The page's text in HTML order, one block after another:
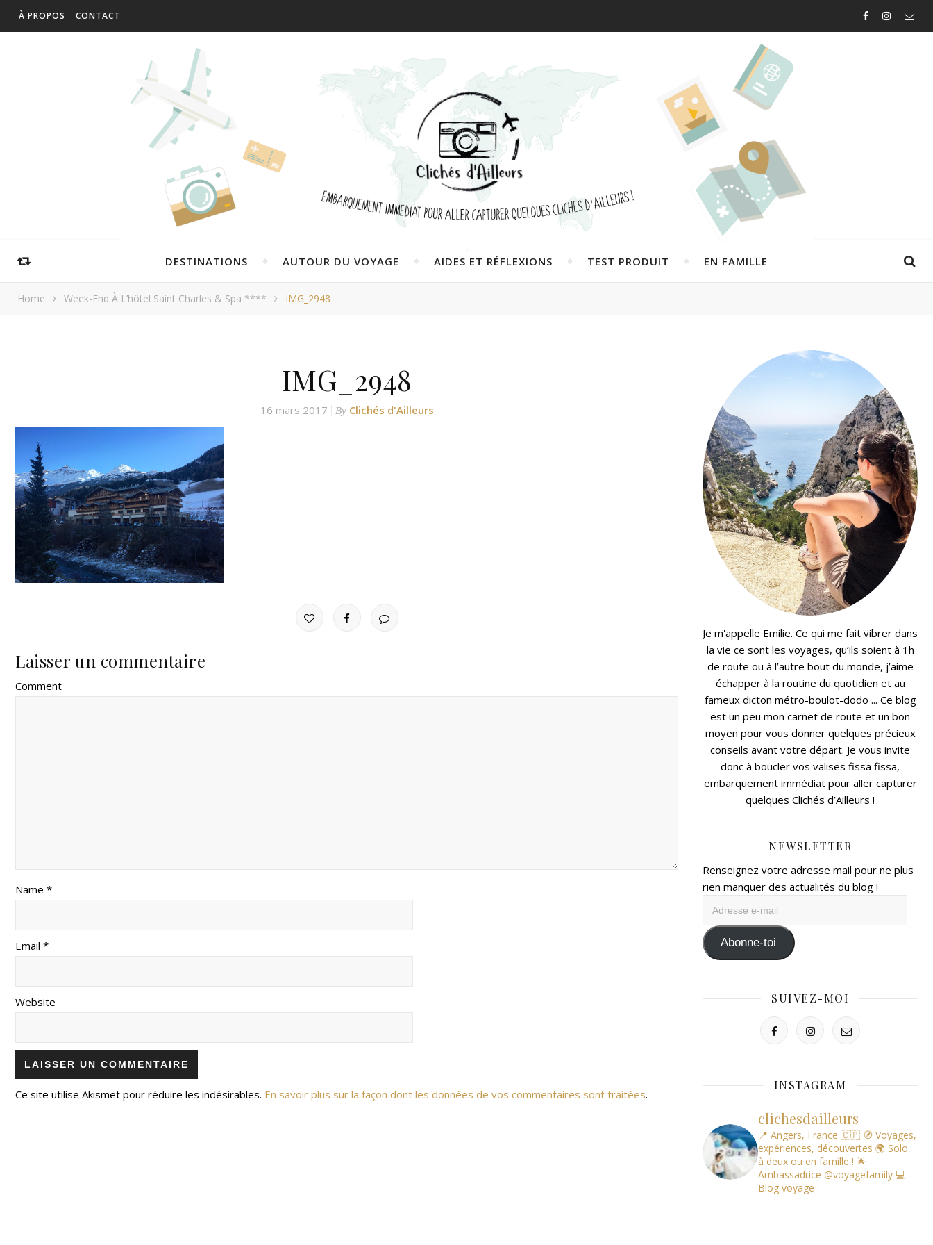
À PROPOS CONTACT
DESTINATIONS AUTOUR DU VOYAGE AIDES ET RÉFLEXIONS TEST PRODUIT EN FAMILLE
Home Week-End À L’hôtel Saint Charles & Spa **** IMG_2948
IMG_2948
16 mars 2017 By Clichés d'Ailleurs
Laisser un commentaire
Comment
Name *
Email *
Website
Ce site utilise Akismet pour réduire les indésirables. En savoir plus sur la façon dont les données de vos commentaires sont traitées.
Je m'appelle Emilie. Ce qui me fait vibrer dans
la vie ce sont les voyages, qu’ils soient à 1h
de route ou à l’autre bout du monde, j’aime
échapper à la routine du quotidien et au
fameux dicton métro-boulot-dodo ... Ce blog
est un peu mon carnet de route et un bon
moyen pour vous donner quelques précieux
conseils avant votre départ. Je vous invite
donc à boucler vos valises fissa fissa,
embarquement immédiat pour aller capturer
quelques Clichés d’Ailleurs !
NEWSLETTER
Renseignez votre adresse mail pour ne plus
rien manquer des actualités du blog !
mail Abonne-toi
SUIVEZ-MOI
INSTAGRAM
clichesdailleurs
📍 Angers, France 🇨🇵 🧭 Voyages,
expériences, découvertes 🌍 Solo,
à deux ou en famille ! 🌟
Ambassadrice @voyagefamily 💻
Blog voyage :